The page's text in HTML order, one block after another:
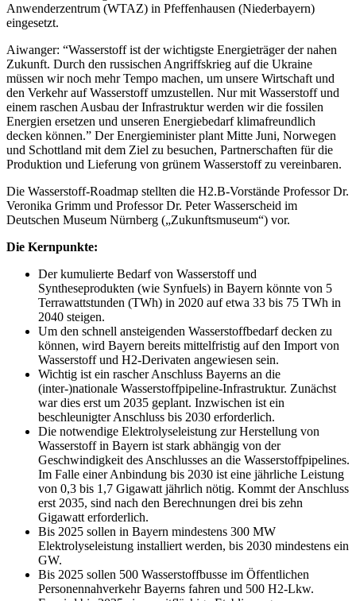
Anwenderzentrum (WTAZ) in Pfeffenhausen (Niederbayern)
eingesetzt.
Aiwanger: “Wasserstoff ist der wichtigste Energieträger der nahen
Zukunft. Durch den russischen Angriffskrieg auf die Ukraine
müssen wir noch mehr Tempo machen, um unsere Wirtschaft und
den Verkehr auf Wasserstoff umzustellen. Nur mit Wasserstoff und
einem raschen Ausbau der Infrastruktur werden wir die fossilen
Energien ersetzen und unseren Energiebedarf klimafreundlich
decken können.” Der Energieminister plant Mitte Juni, Norwegen
und Schottland mit dem Ziel zu besuchen, Partnerschaften für die
Produktion und Lieferung von grünem Wasserstoff zu vereinbaren.
Die Wasserstoff-Roadmap stellten die H2.B-Vorstände Professor Dr.
Veronika Grimm und Professor Dr. Peter Wasserscheid im
Deutschen Museum Nürnberg („Zukunftsmuseum“) vor.
Die Kernpunkte:
Der kumulierte Bedarf von Wasserstoff und
Syntheseprodukten (wie Synfuels) in Bayern könnte von 5
Terrawattstunden (TWh) in 2020 auf etwa 33 bis 75 TWh in
2040 steigen.
Um den schnell ansteigenden Wasserstoffbedarf decken zu
können, wird Bayern bereits mittelfristig auf den Import von
Wasserstoff und H2-Derivaten angewiesen sein.
Wichtig ist ein rascher Anschluss Bayerns an die
(inter-)nationale Wasserstoffpipeline-Infrastruktur. Zunächst
war dies erst um 2035 geplant. Inzwischen ist ein
beschleunigter Anschluss bis 2030 erforderlich.
Die notwendige Elektrolyseleistung zur Herstellung von
Wasserstoff in Bayern ist stark abhängig von der
Geschwindigkeit des Anschlusses an die Wasserstoffpipelines.
Im Falle einer Anbindung bis 2030 ist eine jährliche Leistung
von 0,3 bis 1,7 Gigawatt jährlich nötig. Kommt der Anschluss
erst 2035, sind nach den Berechnungen drei bis zehn
Gigawatt erforderlich.
Bis 2025 sollen in Bayern mindestens 300 MW
Elektrolyseleistung installiert werden, bis 2030 mindestens ein
GW.
Bis 2025 sollen 500 Wasserstoffbusse im Öffentlichen
Personennahverkehr Bayerns fahren und 500 H2-Lkw.